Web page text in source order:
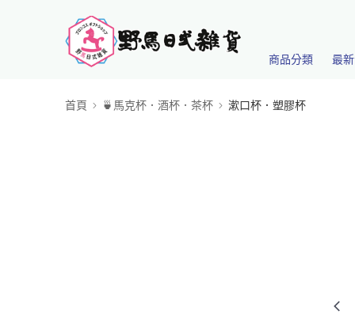
商品分類 最
首頁 🍵馬克杯．酒杯．茶杯 漱口杯．塑膠杯